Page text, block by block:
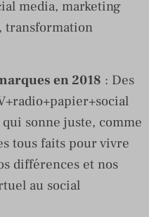
media, marketing
transformation
en 2018 : Des
sonne juste, comme
tous faits pour vivre
différences et nos
au social